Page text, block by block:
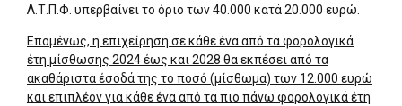
Λ.Τ.Π.Φ. υπερβαίνει το όριο των 40.000 κατά 20.000 ευρώ.
Επομένως, η επιχείρηση σε κάθε ένα από τα φορολογικά
έτη μίσθωσης 2024 έως και 2028 θα εκπέσει από τα
ακαθάριστα έσοδά της το ποσό (μίσθωμα) των 12.000 ευρώ
και επιπλέον για κάθε ένα από τα πιο πάνω φορολογικά έτη